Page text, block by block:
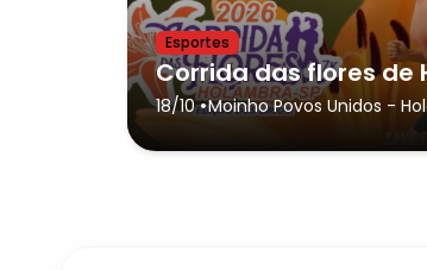
Esportes
18/10 •Moinho Povos Unidos -